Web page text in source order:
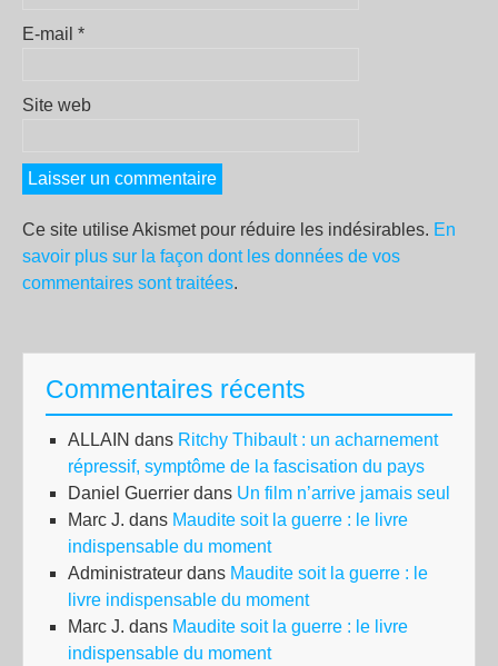
E-mail *
Site web
Ce site utilise Akismet pour réduire les indésirables. En
savoir plus sur la façon dont les données de vos
commentaires sont traitées.
Commentaires récents
ALLAIN dans Ritchy Thibault : un acharnement
répressif, symptôme de la fascisation du pays
Daniel Guerrier dans Un film n’arrive jamais seul
Marc J. dans Maudite soit la guerre : le livre
indispensable du moment
Administrateur dans Maudite soit la guerre : le
livre indispensable du moment
Marc J. dans Maudite soit la guerre : le livre
indispensable du moment